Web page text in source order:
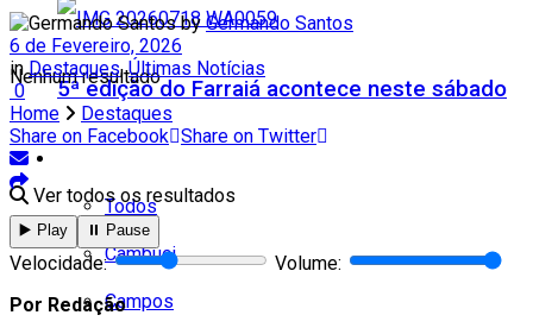
5ª edição do Farraiá acontece neste sábado
Todos
Cambuci
Campos
Nenhum resultado
Ver todos os resultados
by Germando Santos
6 de Fevereiro, 2026
in Destaques,Últimas Notícias
0
Home
Destaques
Share on Facebook Share on Twitter
▶️ Play ⏸️ Pause
Velocidade:
Volume:
Por Redação